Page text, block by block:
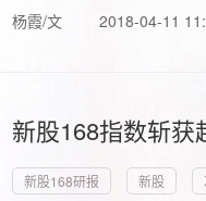
杨霞/文
2018-04-11
新股168指数斩
新股168研报 新股